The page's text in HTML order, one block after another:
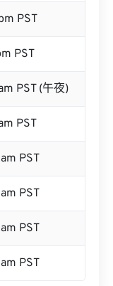
PST
PST
PST (午夜)
PST
PST
PST
PST
PST